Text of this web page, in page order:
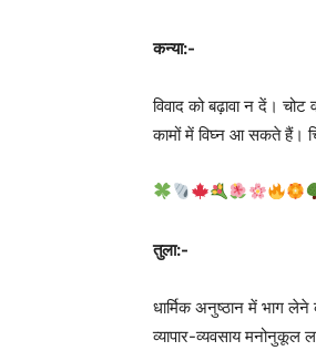
कन्या:-
विवाद को बढ़ावा न दें।
कामों में विघ्न आ सकते हैं।
तुला:-
धार्मिक अनुष्ठान में भाग लेने
व्यापार-व्यवसाय मनोनुकूल